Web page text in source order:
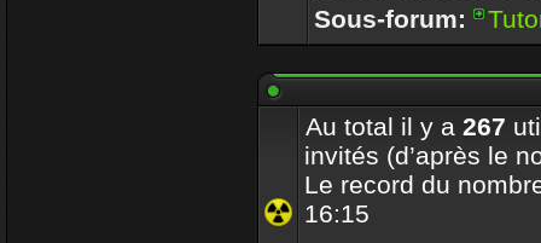
Sous-forum:
Au total il y a 267
invités (d’après le
Le record du
16:15